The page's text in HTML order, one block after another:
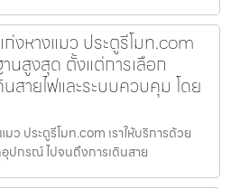
งหางแมว ประตูรีโมท.com
นสูงสุด ตั้งแต่การเลือก
สายไฟและระบบควบคุม โดย
ว ประตูรีโมท.com เราให้บริการด้วย
ปกรณ์ ไปจนถึงการเดินสาย